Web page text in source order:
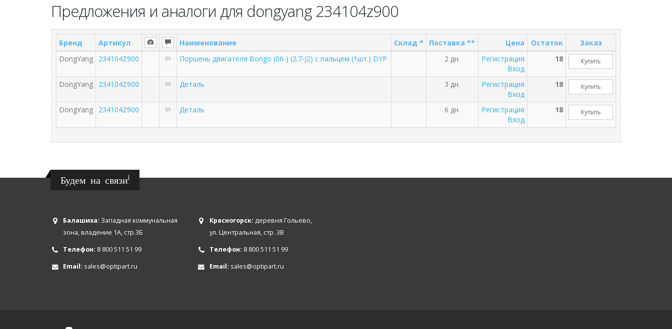
Предложения и аналоги для dongyang 234104z900
Бренд Артикул Наименование Склад * Поставка ** Цена Остаток
Заказ
DongYang
234104Z900 Поршень двигателя Bongo (06-) (2.7-J2) с пальцем (1шт.) DYP 2 дн.
Регистрация
Вход
18 Купить
DongYang 234104Z900 Деталь 3 дн.
Регистрация
Вход
18 Купить
DongYang 234104Z900 Деталь 6 дн.
Регистрация
Вход
18 Купить
Будем на связи!
Балашиха: Западная коммунальная
зона, владение 1А, стр.3Б
Телефон: 8 800 511 51 99
Email: sales@optipart.ru
Красногорск: деревня Гольево,
ул. Центральная, стр. 3В
Телефон: 8 800 511 51 99
Email: sales@optipart.ru